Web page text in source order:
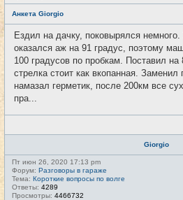
Анкета Giorgio
Ездил на дачку, поковырялся
оказался аж на 91 градус, поэтому
100 градусов по пробкам. Поставил
стрелка стоит как вкопанная. Заменил
намазал герметик, после 200км все
пра...
Giorgio
Пт июн 26, 2020 17:13 pm
Форум: Разговоры в гараже
Тема: Короткие вопросы по волге
Ответы: 4289
Просмотры: 4466732